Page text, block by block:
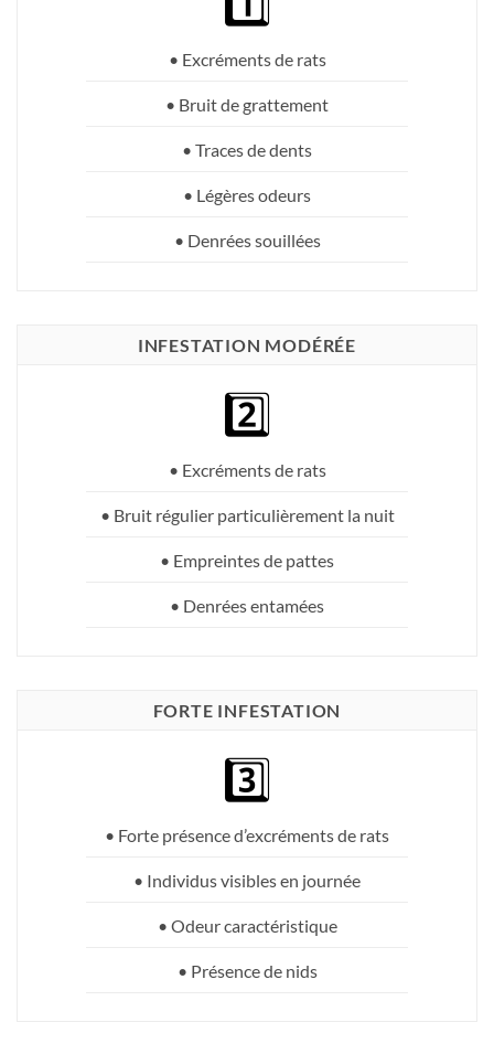
• Excréments de rats
• Bruit de grattement
• Traces de dents
• Légères odeurs
• Denrées souillées
INFESTATION MODÉRÉE
2️⃣
• Excréments de rats
• Bruit régulier particulièrement la nuit
• Empreintes de pattes
• Denrées entamées
FORTE INFESTATION
3️⃣
• Forte présence d’excréments de rats
• Individus visibles en journée
• Odeur caractéristique
• Présence de nids